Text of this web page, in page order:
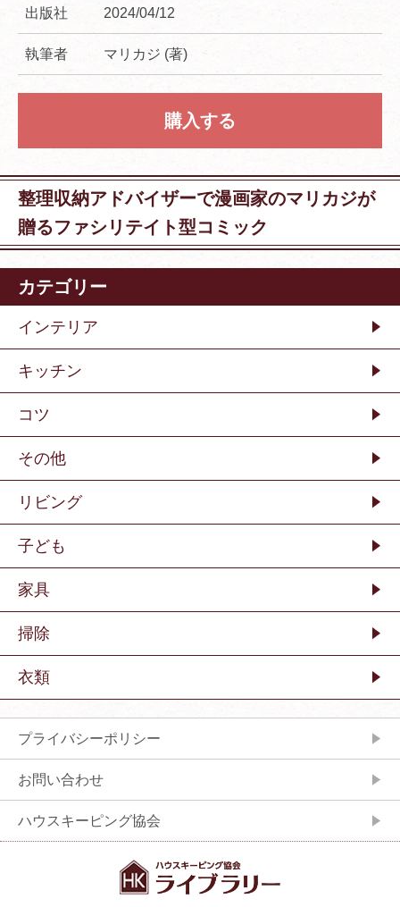
出版社 2024/04/12
執筆者 マリカジ (著)
購入する
整理収納アドバイザーで漫画家のマリカジが
贈るファシリテイト型コミック
カテゴリー
インテリア
キッチン
コツ
その他
リビング
子ども
家具
掃除
衣類
プライバシーポリシー
お問い合わせ
ハウスキーピング協会